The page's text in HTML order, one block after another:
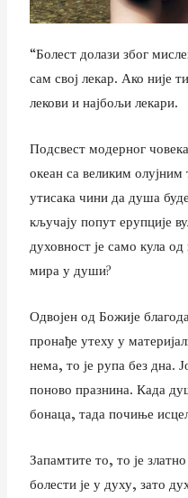
“Болест долази због
сам свој лекар. Ако није
лекови и најбољи лекари.
Подсвест модерног
океан са великим
утисака чини да душа
кључају попут ерупције
духовност је само кула
мира у души?
Одвојен од Божије
пронађе утеху у
нема, то је рупа без дна.
поново празнина. Када
бонаца, тада почиње
Запамтите то, то је
болести је у духу, зато